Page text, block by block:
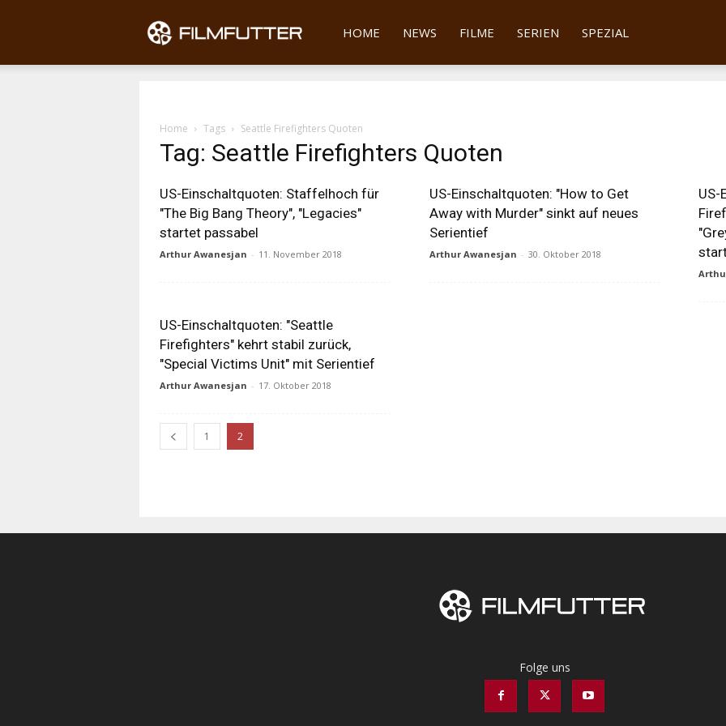
Filmfutter
HOME NEWS FILME SERIEN SPEZIAL
Home Tags Seattle Firefighters Quoten
Tag: Seattle Firefighters Quoten
US-Einschaltquoten: Staffelhoch für
"The Big Bang Theory", "Legacies"
startet passabel
Arthur Awanesjan - 11. November 2018
US-Einschaltquoten: "How to Get
Away with Murder" sinkt auf neues
Serientief
Arthur Awanesjan - 30. Oktober 2018
US-
US-Einschaltquoten: "Seattle
Firefighters" kehrt stabil zurück,
"Special Victims Unit" mit Serientief
Arthur Awanesjan - 17. Oktober 2018
1 2
Folge uns